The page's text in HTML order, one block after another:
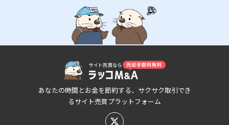
あなたの時間とお金を節約する、サクサク取引でき
るサイト売買プラットフォーム